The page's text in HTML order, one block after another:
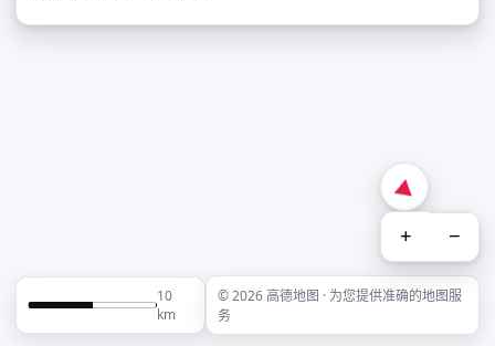
+ −
10
km
© 2026 高德地图 · 为您提供准确的地图服
务